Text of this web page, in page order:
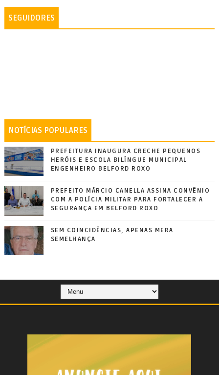
SEGUIDORES
NOTÍCIAS POPULARES
PREFEITURA INAUGURA CRECHE PEQUENOS
HERÓIS E ESCOLA BILÍNGUE MUNICIPAL
ENGENHEIRO BELFORD ROXO
PREFEITO MÁRCIO CANELLA ASSINA CONVÊNIO
COM A POLÍCIA MILITAR PARA FORTALECER A
SEGURANÇA EM BELFORD ROXO
SEM COINCIDÊNCIAS, APENAS MERA
SEMELHANÇA